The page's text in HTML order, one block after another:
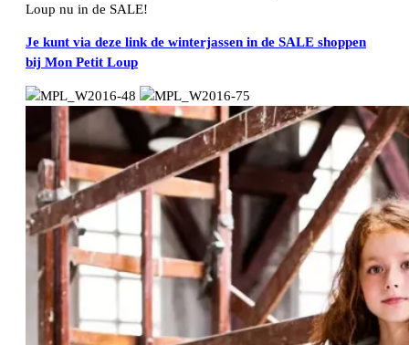
Loup nu in de SALE!
Je kunt via deze link de winterjassen in de SALE shoppen
bij Mon Petit Loup